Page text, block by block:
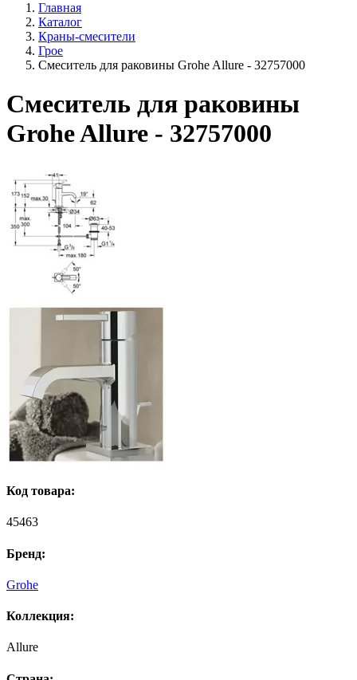
Главная
Каталог
Краны-смесители
Грое
Смеситель для раковины Grohe Allure - 32757000
Смеситель для раковины
Grohe Allure - 32757000
Код товара:
45463
Бренд:
Grohe
Коллекция:
Allure